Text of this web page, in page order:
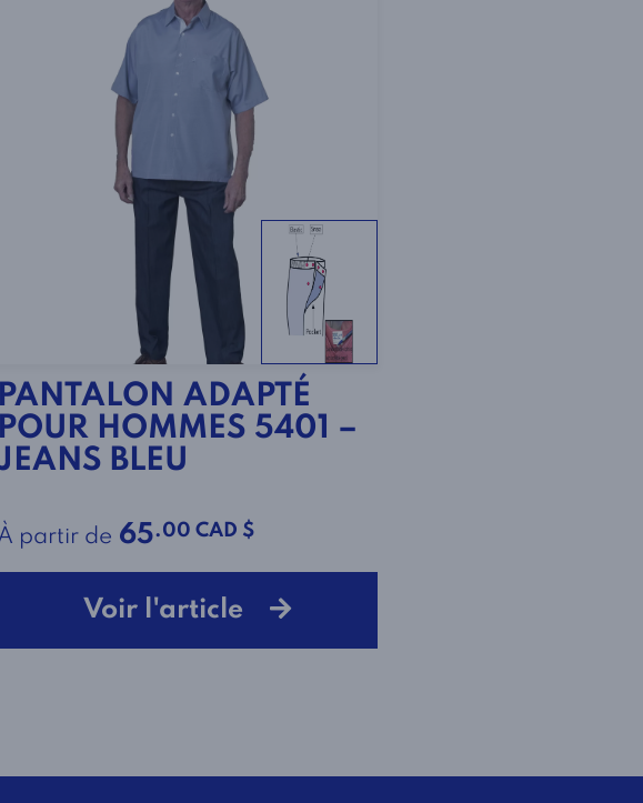
PANTALON ADAPTÉ
POUR HOMMES 5401 –
BLEU
partir de 65.00 CAD $
Voir l'article